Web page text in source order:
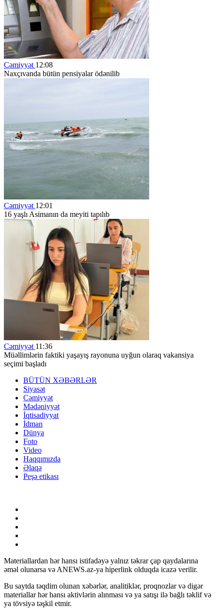
Cəmiyyət 12:08
Naxçıvanda bütün pensiyalar ödənilib
Cəmiyyət 12:01
16 yaşlı Asimanın da meyiti tapılıb
Cəmiyyət 11:36
Müəllimlərin faktiki yaşayış rayonuna uyğun olaraq vakansiya
seçimi başladı
BÜTÜN XƏBƏRLƏR
Siyasət
Cəmiyyət
Mədəniyyət
İqtisadiyyat
İdman
Dünya
Foto
Video
Haqqımızda
Əlaqə
Peşə etikası
Materiallardan hər hansı istifadəyə yalnız təkrar çap qaydalarına
əməl olunarsa və ANEWS.az-ya hiperlink olduqda icazə verilir.
Bu saytda təqdim olunan xəbərlər, analitiklər, proqnozlar və digər
materiallar hər hansı aktivlərin alınması və ya satışı ilə bağlı təklif və
ya tövsiyə təşkil etmir.